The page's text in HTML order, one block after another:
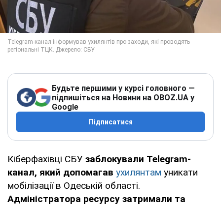
Будьте першими у курсі головного —
підпишіться на Новини на OBOZ.UA у
Google
Підписатися
Кіберфахівці СБУ заблокували Telegram-
канал, який допомагав ухилянтам уникати
мобілізації в Одеській області.
Адміністратора ресурсу затримали та